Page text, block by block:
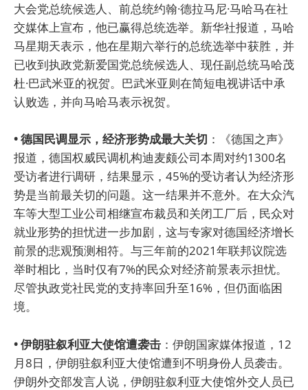
大会党总统候选人、前总统约翰·德拉马尼·马哈马在社
交媒体上宣布，他已赢得总统选举。新华社报道，马哈
马星期天表示，他在星期六举行的总统选举中获胜，并
已收到执政党新爱国党总统候选人、现任副总统马哈茂
杜·巴武米亚的祝贺。巴武米亚则在简短电视讲话中承
认败选，并向马哈马表示祝贺。
• 德国民调显示，经济形势成最大关切 ：《德国之声》
报道，德国权威民调机构迪麦颇公司本周对约1300名
受访者进行调研，结果显示，45%的受访者认为经济形
势是当前最关切的问题。这一结果并不意外。在大众汽
车等大型工业公司相继宣布裁员和关闭工厂后，民众对
就业形势的担忧进一步加剧，这与专家对德国经济增长
前景的悲观预测相符。与三年前的2021年联邦议院选
举时相比，当时仅有7%的民众对经济前景表示担忧。
尽管执政党社民党的支持率回升至16%，但仍面临困
境。
• 伊朗驻叙利亚大使馆遭袭击 ：伊朗国家媒体报道，12
月8日，伊朗驻叙利亚大使馆遭到不明身份人员袭击。
伊朗外交部发言人说，伊朗驻叙利亚大使馆外交人员已